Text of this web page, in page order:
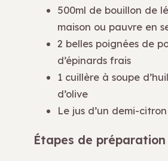
500ml de bouillon de
maison ou pauvre en
2 belles poignées de
d’épinards frais
1 cuillère à soupe
d’olive
Le jus d’un demi-
Étapes de préparation